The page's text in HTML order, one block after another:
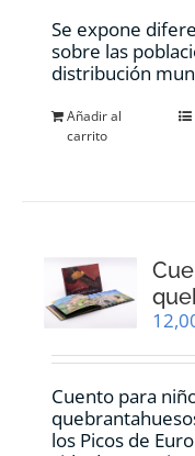
Se expone
sobre las
distribución
Añadir al
carrito
Cuento para
los Picos de